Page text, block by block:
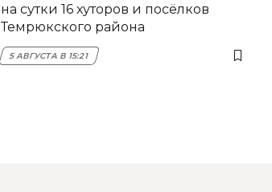
на сутки 16 хуторов и посёлков
Темрюкского района
5 АВГУСТА В 15:21